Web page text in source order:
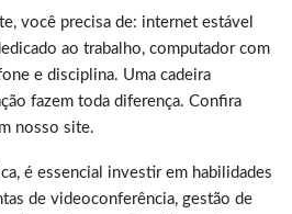
você precisa de: internet estável
ao trabalho, computador com
e disciplina. Uma cadeira
fazem toda diferença. Confira
nosso site.
é essencial investir em habilidades
de videoconferência, gestão de